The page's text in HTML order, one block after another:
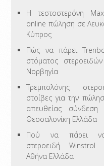
Η τεστοστερόνη
online πώληση σε
Κύπρος
Πώς να πάρει
στόματος
Νορβηγία
Τρεμπολόνης
στοίβες για την
απευθείας σύνδεση
Θεσσαλονίκη Ελλάδα
Πού να πάρει
στεροειδή Winstrol
Αθήνα Ελλάδα